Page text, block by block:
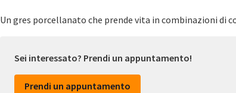
Un gres porcellanato che prende vita in combinazioni di
Sei interessato? Prendi un appuntamento!
Prendi un appuntamento